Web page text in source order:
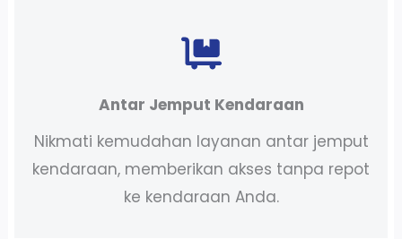
Antar Jemput Kendaraan
Nikmati kemudahan layanan antar jemput
kendaraan, memberikan akses tanpa repot
ke kendaraan Anda.